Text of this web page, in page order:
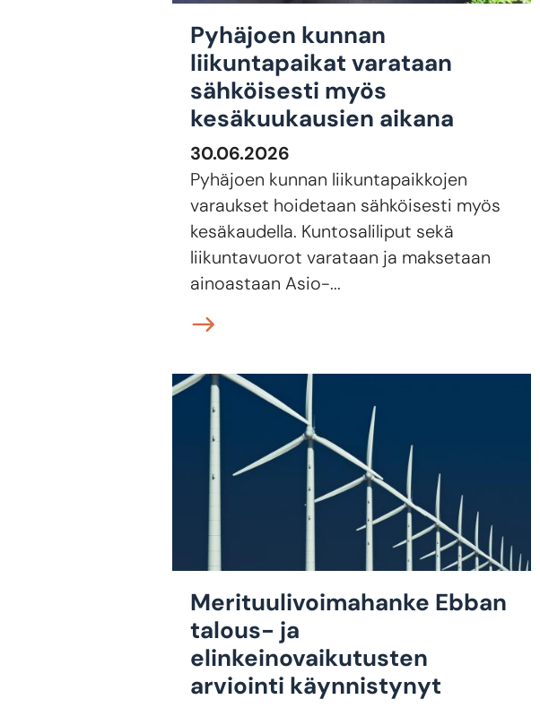
Pyhäjoen kunnan
liikuntapaikat varataan
sähköisesti myös
kesäkuukausien aikana
30.06.2026
Pyhäjoen kunnan liikuntapaikkojen
varaukset hoidetaan sähköisesti myös
kesäkaudella. Kuntosaliliput sekä
liikuntavuorot varataan ja maksetaan
ainoastaan Asio-...
Merituulivoimahanke Ebban
talous- ja
elinkeinovaikutusten
arviointi käynnistynyt